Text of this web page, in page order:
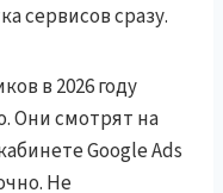
сервисов сразу.
в 2026 году
Они смотрят на
Google Ads
Не